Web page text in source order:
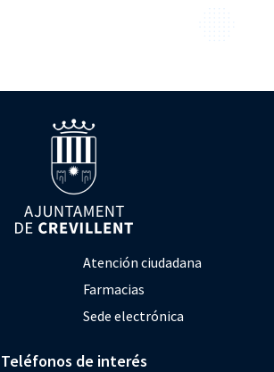
Atención ciudadana
Farmacias
Sede electrónica
Teléfonos de interés